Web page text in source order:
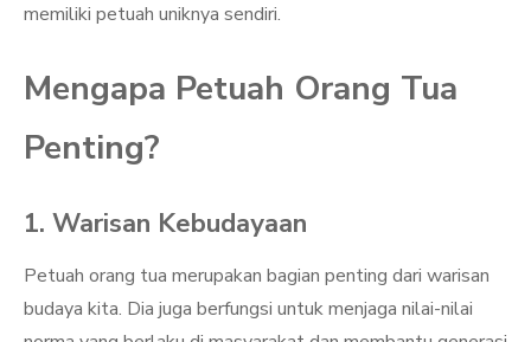
memiliki petuah uniknya sendiri.
Mengapa Petuah Orang Tua
Penting?
1. Warisan Kebudayaan
Petuah orang tua merupakan bagian penting dari warisan
budaya kita. Dia juga berfungsi untuk menjaga nilai-nilai